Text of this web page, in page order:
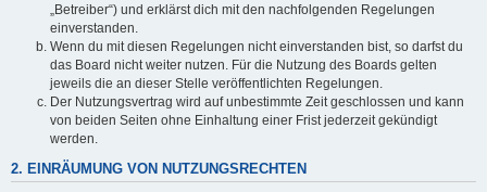
„Betreiber“) und erklärst dich mit den nachfolgenden Regelungen
einverstanden.
Wenn du mit diesen Regelungen nicht einverstanden bist, so darfst du
das Board nicht weiter nutzen. Für die Nutzung des Boards gelten
jeweils die an dieser Stelle veröffentlichten Regelungen.
Der Nutzungsvertrag wird auf unbestimmte Zeit geschlossen und kann
von beiden Seiten ohne Einhaltung einer Frist jederzeit gekündigt
werden.
2. EINRÄUMUNG VON NUTZUNGSRECHTEN